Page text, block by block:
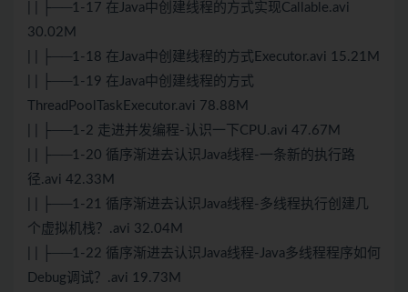
| | ├──1-17 在Java中创建线程的方式实现Callable.avi
30.02M
| | ├──1-18 在Java中创建线程的方式Executor.avi 15.21M
| | ├──1-19 在Java中创建线程的方式
ThreadPoolTaskExecutor.avi 78.88M
| | ├──1-2 走进并发编程-认识一下CPU.avi 47.67M
| | ├──1-20 循序渐进去认识Java线程-一条新的执行路
径.avi 42.33M
| | ├──1-21 循序渐进去认识Java线程-多线程执行创建几
个虚拟机栈？.avi 32.04M
| | ├──1-22 循序渐进去认识Java线程-Java多线程程序如何
Debug调试？.avi 19.73M